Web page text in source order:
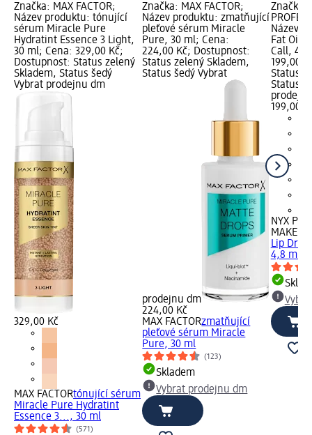
Značka: MAX FACTOR;
Název produktu: tónující
sérum Miracle Pure
Hydratint Essence 3 Light,
30 ml; Cena: 329,00 Kč;
Dostupnost: Status zelený
Skladem, Status šedý
Vybrat prodejnu dm
329,00 Kč
MAX FACTORtónující sérum
Miracle Pure Hydratint
Essence 3..., 30 ml
(571)
Značka: MAX FACTOR;
Název produktu: zmatňující
pleťové sérum Miracle
Pure, 30 ml; Cena:
224,00 Kč; Dostupnost:
Status zelený Skladem,
Status šedý Vybrat
prodejnu dm
224,00 Kč
MAX FACTORzmatňující
pleťové sérum Miracle
Pure, 30 ml
(123)
Skladem
Vybrat prodejnu dm
Značka:
Název
Fat Oil
Call, 4,8
199,00
Status
Status
199,00
NYX
MAKEUP
Lip
4,8 ml